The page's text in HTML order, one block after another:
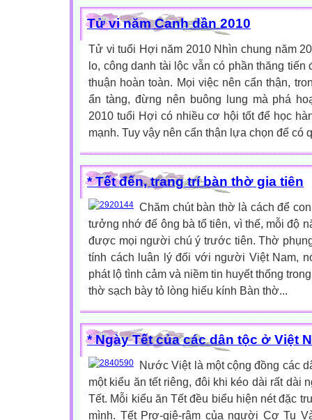
Tử vi năm Canh dần 2010
Tử vi tuổi Hợi năm 2010 Nhìn chung năm
lo, công danh tài lộc vẫn có phần thăng
thuận hoàn toàn. Mọi việc nên cẩn thận,
ẩn tàng, đừng nên buông lung mà phá
2010 tuổi Hợi có nhiều cơ hội tốt để học
mạnh. Tuy vậy nên cẩn thận lựa chọn để có
* Tết đến, trang trí bàn thờ gia tiên
Chăm chút bàn thờ là cách để
tưởng nhớ đế ông bà tổ tiên, vì thế, mỗi độ
được mọi người chú ý trước tiên. Thờ
tính cách luân lý đối với người Việt Nam,
phát lộ tình cảm và niềm tin huyết thống
thờ sạch bày tỏ lòng hiếu kính Bàn thờ...
* Ngày Tết của các dân tộc ở Việt
Nước Việt là một cộng đồng các
một kiểu ăn tết riêng, đôi khi kéo dài rất dài
Tết. Mỗi kiểu ăn Tết đều biểu hiện nét đặc
mình. Tết Prơ-giê-râm của người Cơ Tu